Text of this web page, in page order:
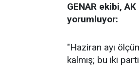
GENAR ekibi,
yorumluyor:
"Haziran ayı
kalmış; bu iki